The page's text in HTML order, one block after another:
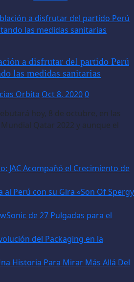
a disfrutar del partido Perú
las medidas sanitarias
a disfrutar del partido Perú
las medidas sanitarias
Orbita Oct 8, 20200
hoy, 8 de octubre, en las
Qatar 2022 y aunque el
JAC Acompañó el Crecimiento de
al Perú con su Gira «Son Of Spergy
de 27 Pulgadas para el
del Packaging en la
Historia Para Mirar Más Allá Del